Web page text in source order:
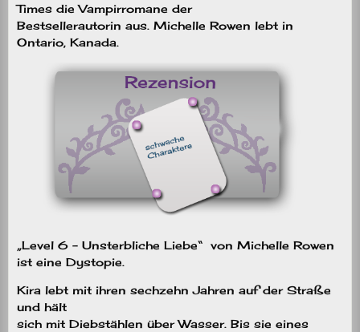
Times die Vampirromane der
Bestsellerautorin aus. Michelle Rowen lebt in
Ontario, Kanada.
„Level 6 – Unsterbliche Liebe“ von Michelle Rowen
ist eine Dystopie.
Kira lebt mit ihren sechzehn Jahren auf der Straße
und hält
sich mit Diebstählen über Wasser. Bis sie eines